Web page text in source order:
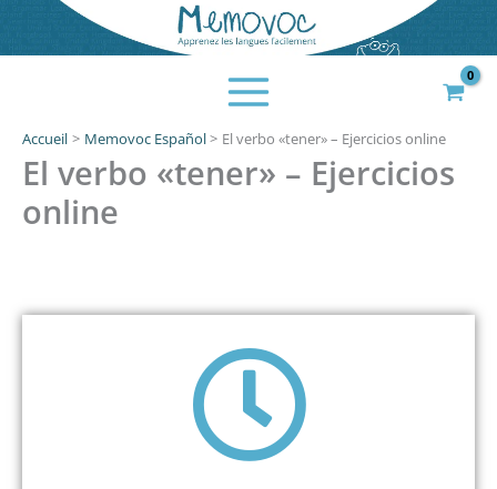
Accueil Memovoc Español El verbo «tener» – Ejercicios online
El verbo «tener» – Ejercicios
online